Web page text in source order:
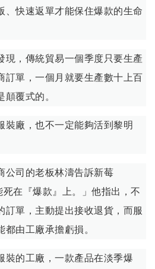
、快速返單才能保住爆款的生命
現，傳統貿易一個季度只要生產
訂單，一個月就要生產數十上百
覆式的。
裝廠，也不一定能夠活到黎明
公司的老板林濤告訴新莓
死在『爆款』上。」他指出，不
訂單，主動提出接收退貨，而服
由工廠承擔虧損。
裝的工廠，一款產品在淡季爆